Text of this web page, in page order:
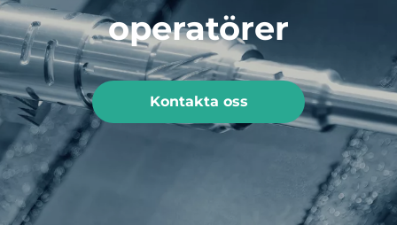
operatörer
Kontakta oss